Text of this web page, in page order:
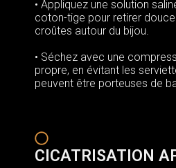
• Appliquez une solution
coton-tige pour retirer
croûtes autour du bijou.
• Séchez avec une
propre, en évitant les
peuvent être porteuses de
CICATRISATION